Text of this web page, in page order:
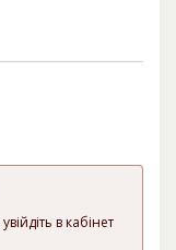
увійдіть в кабінет